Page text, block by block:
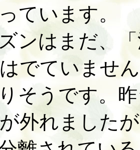
ています。
ンはまだ、
でていませ
そうです。
外れました